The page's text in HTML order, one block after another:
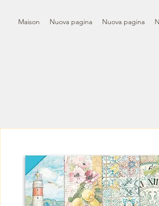
Maison Nuova pagina Nuova pagina